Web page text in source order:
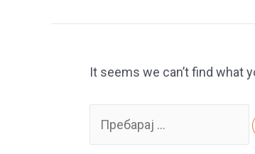
It seems we can’t find what
for: